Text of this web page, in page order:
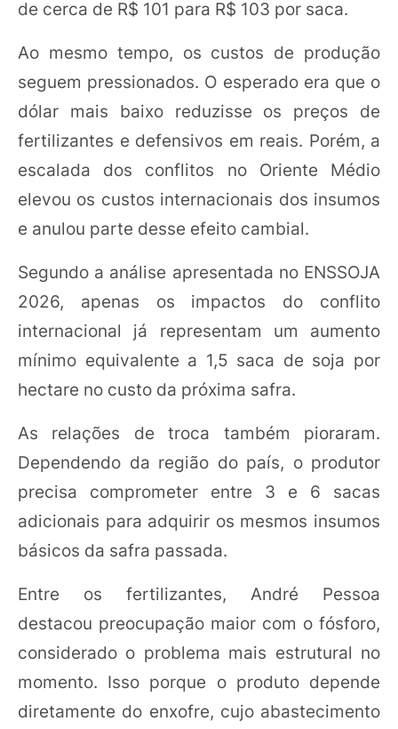
de cerca de R$ 101 para R$ 103 por saca.
Ao mesmo tempo, os custos de produção
seguem pressionados. O esperado era que o
dólar mais baixo reduzisse os preços de
fertilizantes e defensivos em reais. Porém, a
escalada dos conflitos no Oriente Médio
elevou os custos internacionais dos insumos
e anulou parte desse efeito cambial.
Segundo a análise apresentada no ENSSOJA
2026, apenas os impactos do conflito
internacional já representam um aumento
mínimo equivalente a 1,5 saca de soja por
hectare no custo da próxima safra.
As relações de troca também pioraram.
Dependendo da região do país, o produtor
precisa comprometer entre 3 e 6 sacas
adicionais para adquirir os mesmos insumos
básicos da safra passada.
Entre os fertilizantes, André Pessoa
destacou preocupação maior com o fósforo,
considerado o problema mais estrutural no
momento. Isso porque o produto depende
diretamente do enxofre, cujo abastecimento